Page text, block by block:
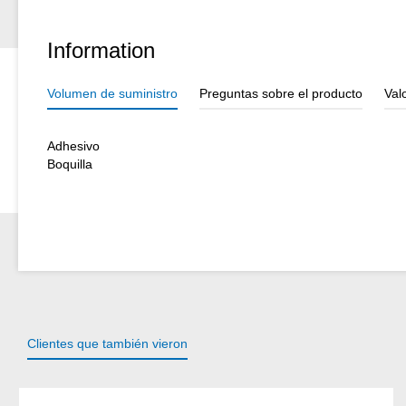
Information
Volumen de suministro Preguntas sobre el producto
Adhesivo
Boquilla
Clientes que también vieron